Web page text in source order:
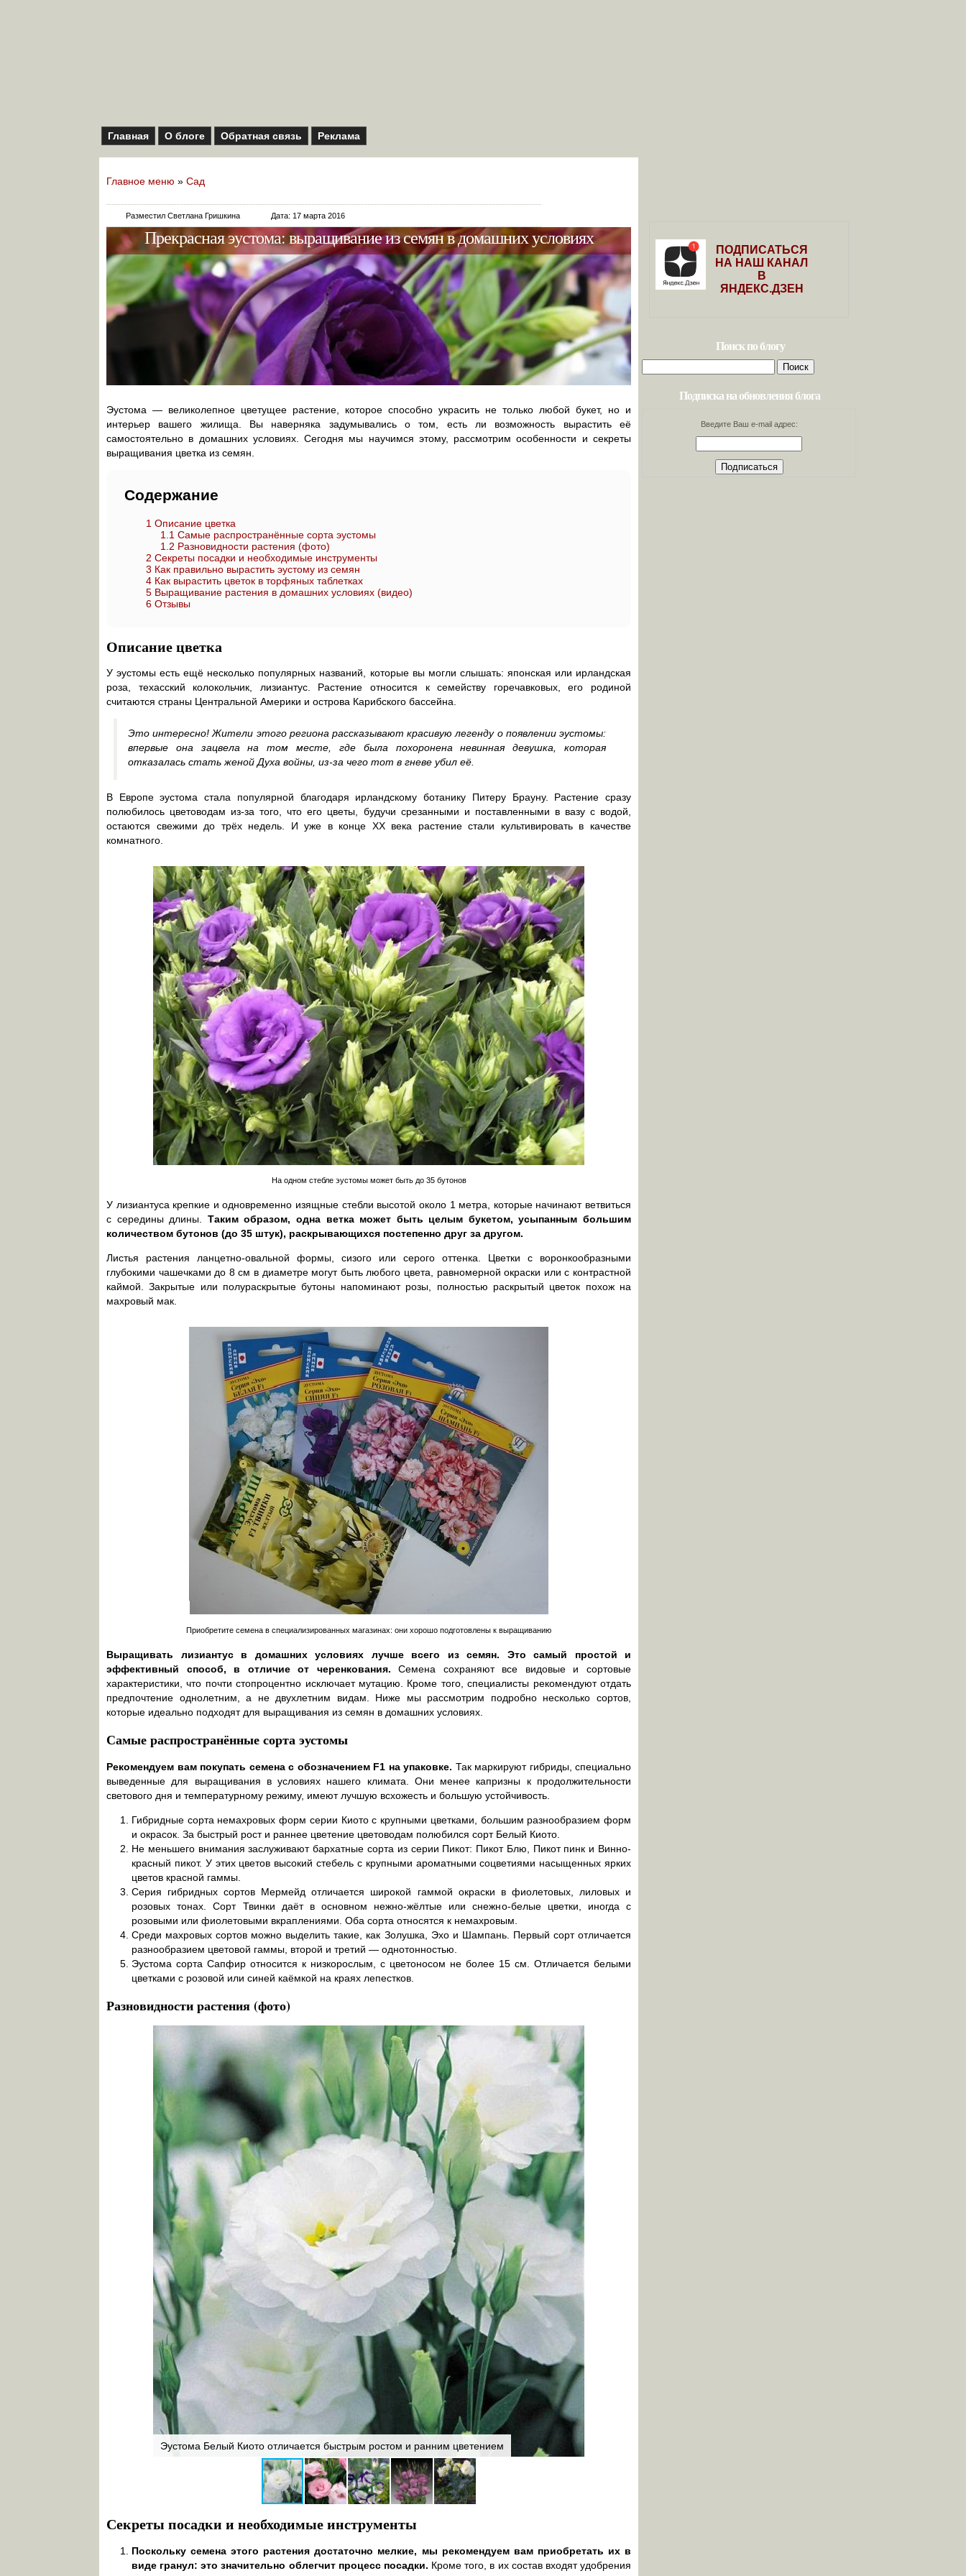
Главная О блоге Обратная связь Реклама
Главное меню » Сад
Разместил Светлана Гришкина Дата: 17 марта 2016
Прекрасная эустома: выращивание из семян в домашних условиях
Эустома — великолепное цветущее растение, которое способно украсить не только любой букет, но и
интерьер вашего жилища. Вы наверняка задумывались о том, есть ли возможность вырастить её
самостоятельно в домашних условиях. Сегодня мы научимся этому, рассмотрим особенности и секреты
выращивания цветка из семян.
Содержание
1 Описание цветка
1.1 Самые распространённые сорта эустомы
1.2 Разновидности растения (фото)
2 Секреты посадки и необходимые инструменты
3 Как правильно вырастить эустому из семян
4 Как вырастить цветок в торфяных таблетках
5 Выращивание растения в домашних условиях (видео)
6 Отзывы
Описание цветка
У эустомы есть ещё несколько популярных названий, которые вы могли слышать: японская или ирландская
роза, техасский колокольчик, лизиантус. Растение относится к семейству горечавковых, его родиной
считаются страны Центральной Америки и острова Карибского бассейна.
Это интересно! Жители этого региона рассказывают красивую легенду о появлении эустомы:
впервые она зацвела на том месте, где была похоронена невинная девушка, которая
отказалась стать женой Духа войны, из-за чего тот в гневе убил её.
В Европе эустома стала популярной благодаря ирландскому ботанику Питеру Брауну. Растение сразу
полюбилось цветоводам из-за того, что его цветы, будучи срезанными и поставленными в вазу с водой,
остаются свежими до трёх недель. И уже в конце XX века растение стали культивировать в качестве
комнатного.
На одном стебле эустомы может быть до 35 бутонов
У лизиантуса крепкие и одновременно изящные стебли высотой около 1 метра, которые начинают ветвиться
с середины длины. Таким образом, одна ветка может быть целым букетом, усыпанным большим
количеством бутонов (до 35 штук), раскрывающихся постепенно друг за другом.
Листья растения ланцетно-овальной формы, сизого или серого оттенка. Цветки с воронкообразными
глубокими чашечками до 8 см в диаметре могут быть любого цвета, равномерной окраски или с контрастной
каймой. Закрытые или полураскрытые бутоны напоминают розы, полностью раскрытый цветок похож на
махровый мак.
Приобретите семена в специализированных магазинах: они хорошо подготовлены к выращиванию
Выращивать лизиантус в домашних условиях лучше всего из семян. Это самый простой и
эффективный способ, в отличие от черенкования. Семена сохраняют все видовые и сортовые
характеристики, что почти стопроцентно исключает мутацию. Кроме того, специалисты рекомендуют отдать
предпочтение однолетним, а не двухлетним видам. Ниже мы рассмотрим подробно несколько сортов,
которые идеально подходят для выращивания из семян в домашних условиях.
Самые распространённые сорта эустомы
Рекомендуем вам покупать семена с обозначением F1 на упаковке. Так маркируют гибриды, специально
выведенные для выращивания в условиях нашего климата. Они менее капризны к продолжительности
светового дня и температурному режиму, имеют лучшую всхожесть и большую устойчивость.
Гибридные сорта немахровых форм серии Киото с крупными цветками, большим разнообразием форм
и окрасок. За быстрый рост и раннее цветение цветоводам полюбился сорт Белый Киото.
Не меньшего внимания заслуживают бархатные сорта из серии Пикот: Пикот Блю, Пикот пинк и Винно-
красный пикот. У этих цветов высокий стебель с крупными ароматными соцветиями насыщенных ярких
цветов красной гаммы.
Серия гибридных сортов Мермейд отличается широкой гаммой окраски в фиолетовых, лиловых и
розовых тонах. Сорт Твинки даёт в основном нежно-жёлтые или снежно-белые цветки, иногда с
розовыми или фиолетовыми вкраплениями. Оба сорта относятся к немахровым.
Среди махровых сортов можно выделить такие, как Золушка, Эхо и Шампань. Первый сорт отличается
разнообразием цветовой гаммы, второй и третий — однотонностью.
Эустома сорта Сапфир относится к низкорослым, с цветоносом не более 15 см. Отличается белыми
цветками с розовой или синей каёмкой на краях лепестков.
Разновидности растения (фото)
Эустома Белый Киото отличается быстрым ростом и ранним цветением
Секреты посадки и необходимые инструменты
Поскольку семена этого растения достаточно мелкие, мы рекомендуем вам приобретать их в
виде гранул: это значительно облегчит процесс посадки. Кроме того, в их состав входят удобрения
ПОДПИСАТЬСЯ
НА НАШ КАНАЛ
В
ЯНДЕКС.ДЗЕН
Поиск по блогу
Найти:
Подписка на обновления блога
Введите Ваш e-mail адрес: